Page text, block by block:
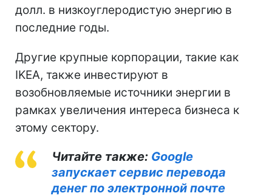
долл. в низкоуглеродистую энергию в
последние годы.
Другие крупные корпорации, такие как
IKEA, также инвестируют в
возобновляемые источники энергии в
рамках увеличения интереса бизнеса к
этому сектору.
Читайте также: Google
запускает сервис перевода
денег по электронной почте